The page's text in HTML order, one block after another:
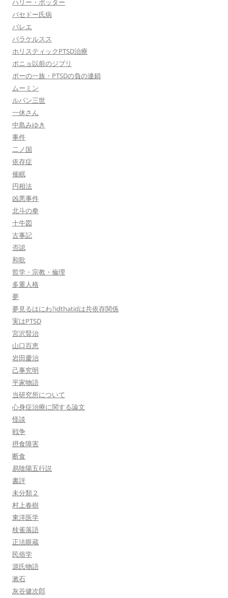
ハリー・ポッター
バセドー氏病
バレエ
パラケルスス
ホリスティックPTSD治療
ポニョ以前のジブリ
ポーの一族・PTSDの負の連鎖
ムーミン
ルパン三世
一休さん
中島みゆき
事件
二ノ国
依存症
催眠
円相法
凶悪事件
北斗の拳
十牛図
古事記
否認
和歌
哲学・宗教・倫理
多重人格
夢
夢見るはにわ?idthatidは共依存関係
実はPTSD
宮沢賢治
山口百恵
岩田慶治
己事究明
平家物語
当研究所について
心身症治療に関する論文
怪談
戦争
摂食障害
断食
易陰陽五行説
書評
未分類２
村上春樹
東洋医学
枝雀落語
正法眼蔵
民俗学
源氏物語
漱石
灰谷健次郎